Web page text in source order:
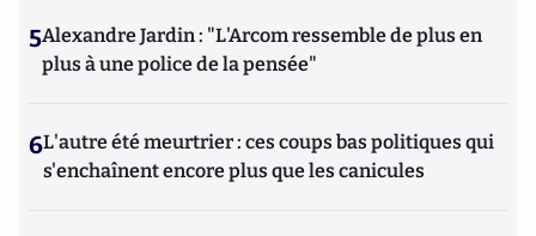
5Alexandre Jardin : "L'Arcom ressemble de plus en
plus à une police de la pensée"
6L'autre été meurtrier : ces coups bas politiques qui
s'enchaînent encore plus que les canicules